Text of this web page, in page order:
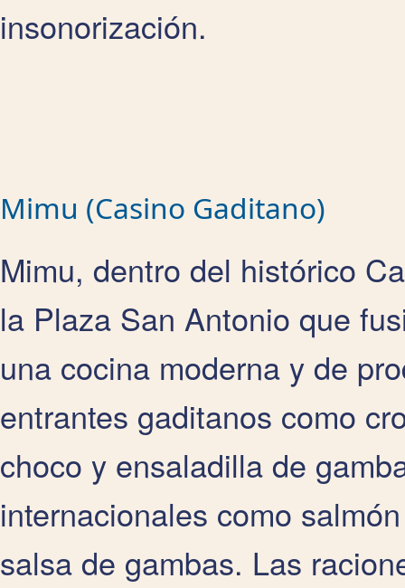
insonorización.
Mimu (Casino Gaditano)
Mimu, dentro del histórico
la Plaza San Antonio que
una cocina moderna y de
entrantes gaditanos como
choco y ensaladilla de
internacionales como
salsa de gambas. Las